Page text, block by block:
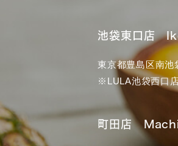
池袋東口店
東京都豊島区南
※LULA池袋西口
町田店